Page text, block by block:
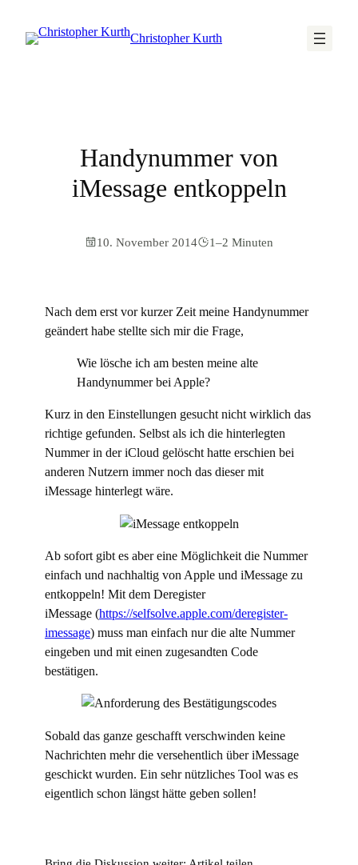
Christopher Kurth
Handynummer von
iMessage entkoppeln
10. November 2014 1–2 Minuten
Nach dem erst vor kurzer Zeit meine Handynummer
geändert habe stellte sich mir die Frage,
Wie lösche ich am besten meine alte
Handynummer bei Apple?
Kurz in den Einstellungen gesucht nicht wirklich das
richtige gefunden. Selbst als ich die hinterlegten
Nummer in der iCloud gelöscht hatte erschien bei
anderen Nutzern immer noch das dieser mit
iMessage hinterlegt wäre.
Ab sofort gibt es aber eine Möglichkeit die Nummer
einfach und nachhaltig von Apple und iMessage zu
entkoppeln! Mit dem Deregister
iMessage (https://selfsolve.apple.com/deregister-
imessage) muss man einfach nur die alte Nummer
eingeben und mit einen zugesandten Code
bestätigen.
Sobald das ganze geschafft verschwinden keine
Nachrichten mehr die versehentlich über iMessage
geschickt wurden. Ein sehr nützliches Tool was es
eigentlich schon längst hätte geben sollen!